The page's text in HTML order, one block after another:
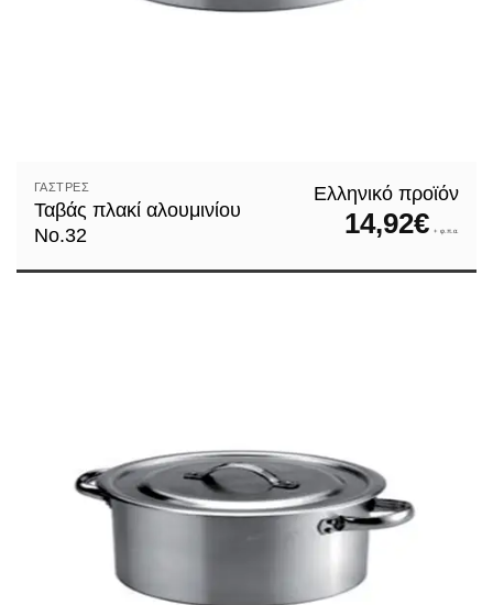
ΓΆΣΤΡΕΣ
Ταβάς πλακί αλουμινίου
Νο.32
Ελληνικό προϊόν
14,92€ + φ.π.α.